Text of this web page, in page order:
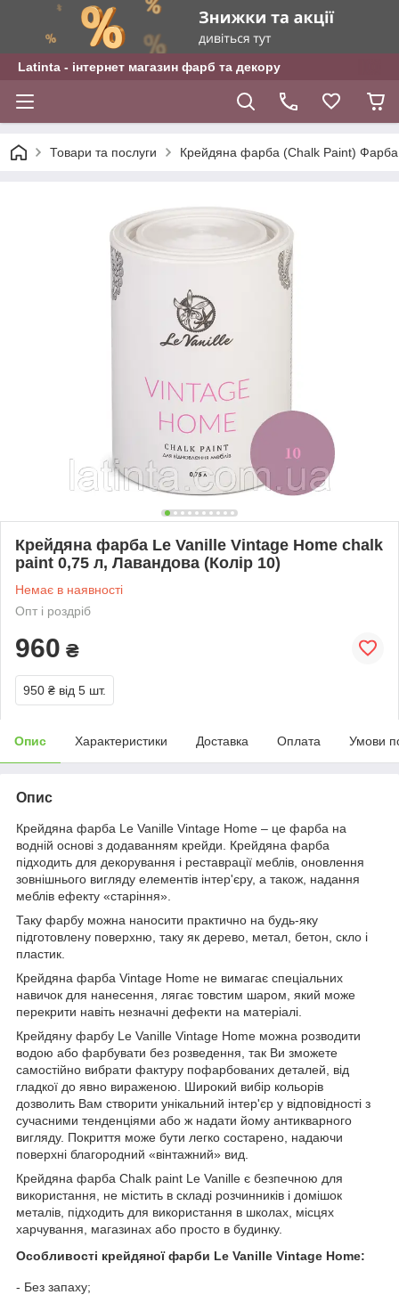
Latinta - інтернет магазин фарб та декору
Товари та послуги Крейдяна фарба (Chalk Paint) Фарба
Крейдяна фарба Le Vanille Vintage Home chalk
paint 0,75 л, Лавандова (Колір 10)
Немає в наявності
Опт і роздріб
960 ₴
950 ₴ від 5 шт.
Опис Характеристики Доставка Оплата Умови
Опис
Крейдяна фарба Le Vanille Vintage Home – це фарба на
водній основі з додаванням крейди. Крейдяна фарба
підходить для декорування і реставрації меблів, оновлення
зовнішнього вигляду елементів інтер'єру, а також, надання
меблів ефекту «старіння».
Таку фарбу можна наносити практично на будь-яку
підготовлену поверхню, таку як дерево, метал, бетон, скло і
пластик.
Крейдяна фарба Vintage Home не вимагає спеціальних
навичок для нанесення, лягає товстим шаром, який може
перекрити навіть незначні дефекти на матеріалі.
Крейдяну фарбу Le Vanille Vintage Home можна розводити
водою або фарбувати без розведення, так Ви зможете
самостійно вибрати фактуру пофарбованих деталей, від
гладкої до явно вираженою. Широкий вибір кольорів
дозволить Вам створити унікальний інтер'єр у відповідності з
сучасними тенденціями або ж надати йому антикварного
вигляду. Покриття може бути легко состарено, надаючи
поверхні благородний «вінтажний» вид.
Крейдяна фарба Chalk paint Le Vanille є безпечною для
використання, не містить в складі розчинників і домішок
металів, підходить для використання в школах, місцях
харчування, магазинах або просто в будинку.
Особливості крейдяної фарби Le Vanille Vintage Home:
- Без запаху;